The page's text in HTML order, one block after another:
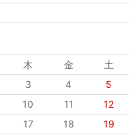
木 金
土
3 4
5
10 11
12
17 18
19